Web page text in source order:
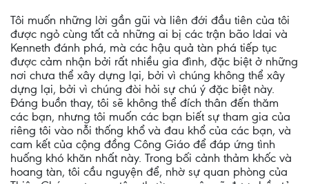
Tôi muốn những lời gần gũi và liên đới đầu tiên của tôi
được ngỏ cùng tất cả những ai bị các trận bão Idai và
Kenneth đánh phá, mà các hậu quả tàn phá tiếp tục
được cảm nhận bởi rất nhiều gia đình, đặc biệt ở những
nơi chưa thể xây dựng lại, bởi vì chúng không thể xây
dựng lại, bởi vì chúng đòi hỏi sự chú ý đặc biệt này.
Đáng buồn thay, tôi sẽ không thể đích thân đến thăm
các bạn, nhưng tôi muốn các bạn biết sự tham gia của
riêng tôi vào nỗi thống khổ và đau khổ của các bạn, và
cam kết của cộng đồng Công Giáo để đáp ứng tình
huống khó khăn nhất này. Trong bối cảnh thảm khốc và
hoang tàn, tôi cầu nguyện để, nhờ sự quan phòng của